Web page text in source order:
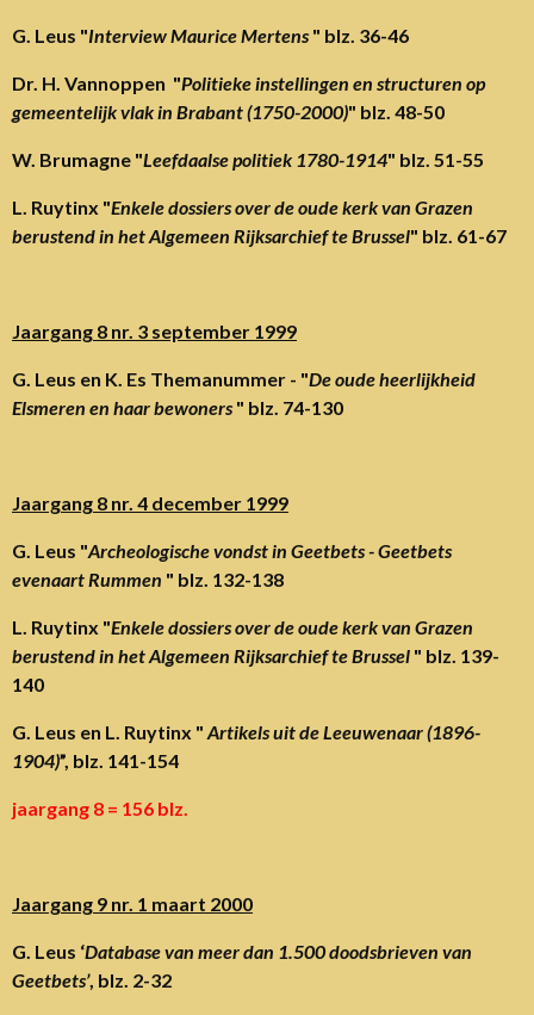
G. Leus "Interview Maurice Mertens " blz. 36-46
Dr. H. Vannoppen "Politieke instellingen en structuren op
gemeentelijk vlak in Brabant (1750-2000)" blz. 48-50
W. Brumagne "Leefdaalse politiek 1780-1914" blz. 51-55
L. Ruytinx "Enkele dossiers over de oude kerk van Grazen
berustend in het Algemeen Rijksarchief te Brussel" blz. 61-67
Jaargang 8 nr. 3 september 1999
G. Leus en K. Es Themanummer - "De oude heerlijkheid
Elsmeren en haar bewoners " blz. 74-130
Jaargang 8 nr. 4 december 1999
G. Leus "Archeologische vondst in Geetbets - Geetbets
evenaart Rummen " blz. 132-138
L. Ruytinx "Enkele dossiers over de oude kerk van Grazen
berustend in het Algemeen Rijksarchief te Brussel " blz. 139-
140
G. Leus en L. Ruytinx " Artikels uit de Leeuwenaar (1896-
1904)”, blz. 141-154
jaargang 8 = 156 blz.
Jaargang 9 nr. 1 maart 2000
G. Leus ‘Database van meer dan 1.500 doodsbrieven van
Geetbets’, blz. 2-32